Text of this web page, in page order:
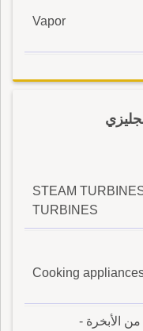
Vapor
STEAM
TURBINES
Cooking
من الأبخرة -